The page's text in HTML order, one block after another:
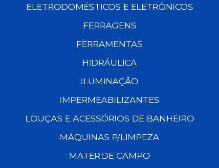
ELETRODOMÉSTICOS E ELETRÔNICOS
FERRAGENS
FERRAMENTAS
HIDRÁULICA
ILUMINAÇÃO
IMPERMEABILIZANTES
LOUÇAS E ACESSÓRIOS DE BANHEIRO
MÁQUINAS P/LIMPEZA
MATER.DE CAMPO